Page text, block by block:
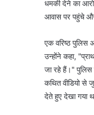
धमकी देने का
आवास पर पहुंचे
एक वरिष्ठ पुलिस
उन्होंने कहा,
जा रहे हैं।" पुलिस
कथित वीडियो से
देते हुए देखा गया